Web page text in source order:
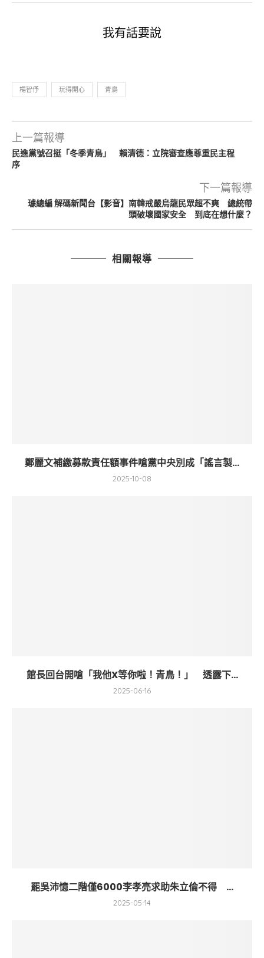
我有話要說
楊智伃 玩得開心 青鳥
上一篇報導
民進黨號召挺「冬季青鳥」 賴清德：立院審查應尊重民主程
序
下一篇報導
璩總編 解碼新聞台【影音】南韓戒嚴烏龍民眾超不爽 總統帶
頭破壞國家安全 到底在想什麼？
相關報導
鄭麗文補繳募款責任額事件嗆黨中央別成「謠言製...
2025-10-08
館長回台開嗆「我他X等你啦！青鳥！」 透露下...
2025-06-16
罷吳沛憶二階僅6000李孝亮求助朱立倫不得 ...
2025-05-14